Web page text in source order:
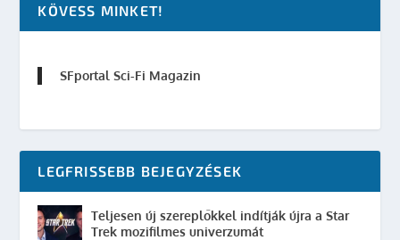
KÖVESS MINKET!
SFportal Sci-Fi Magazin
LEGFRISSEBB BEJEGYZÉSEK
Teljesen új szereplőkkel indítják újra a Star
Trek mozifilmes univerzumát